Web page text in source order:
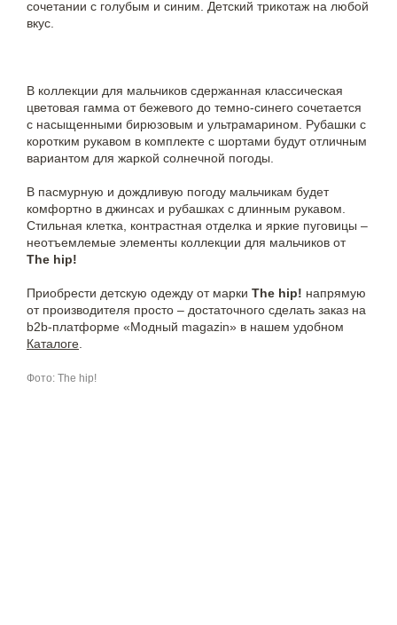
сочетании с голубым и синим. Детский трикотаж на любой
вкус.
В коллекции для мальчиков сдержанная классическая
цветовая гамма от бежевого до темно-синего сочетается
с насыщенными бирюзовым и ультрамарином. Рубашки с
коротким рукавом в комплекте с шортами будут отличным
вариантом для жаркой солнечной погоды.
В пасмурную и дождливую погоду мальчикам будет
комфортно в джинсах и рубашках с длинным рукавом.
Стильная клетка, контрастная отделка и яркие пуговицы –
неотъемлемые элементы коллекции для мальчиков от
The hip!
Приобрести детскую одежду от марки The hip! напрямую
от производителя просто – достаточного сделать заказ на
b2b-платформе «Модный magazin» в нашем удобном
Каталоге
Фото: The hip!